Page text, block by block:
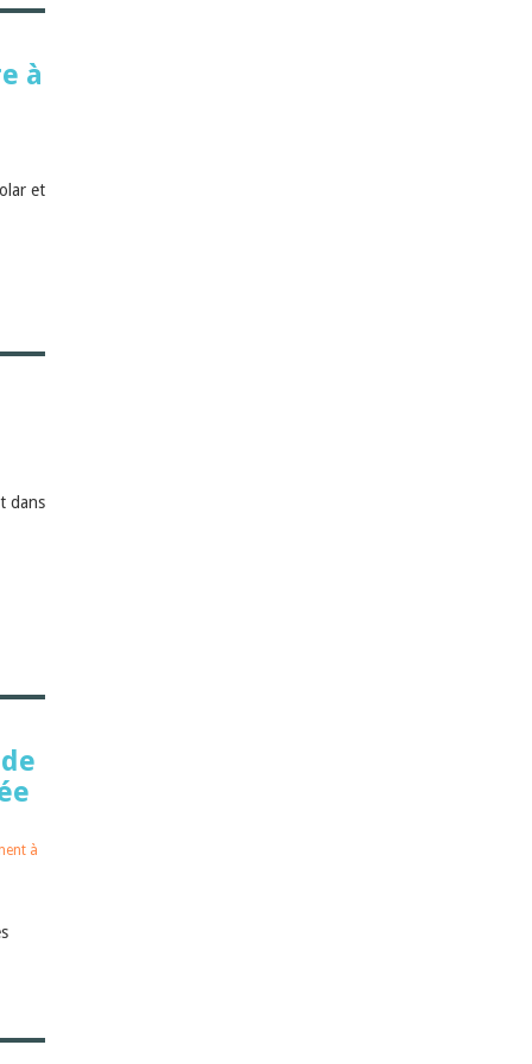
à
et
dans
à